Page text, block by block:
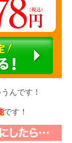
んです！
です！